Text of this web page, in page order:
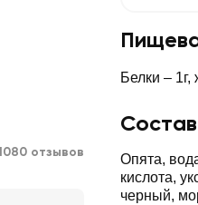
Белки –
Состав
Опята,
кислота,
черный,
отзывов